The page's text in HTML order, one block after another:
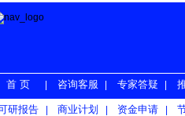
首 页 咨询客服 专家答疑
研报告 商业计划 资金申请